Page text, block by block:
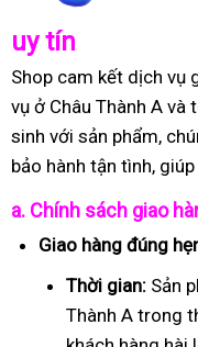
uy tín
Shop cam kết dịch vụ
vụ ở Châu Thành A
sinh với sản phẩm,
bảo hành tận tình,
a. Chính sách giao
Giao hàng đúng
Thời gian: Sản
Thành A trong